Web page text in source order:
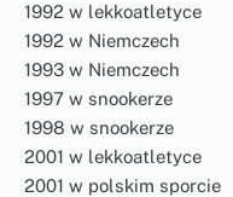
1992 w lekkoatletyce
1992 w Niemczech
1993 w Niemczech
1997 w snookerze
1998 w snookerze
2001 w lekkoatletyce
2001 w polskim sporcie